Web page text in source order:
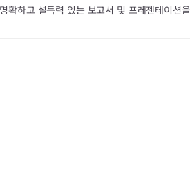
확하고 설득력 있는 보고서 및 프레젠테이션